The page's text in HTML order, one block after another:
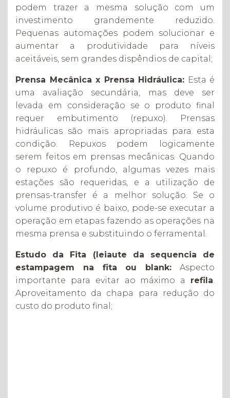
podem trazer a mesma solução com um
investimento grandemente reduzido.
Pequenas automações podem solucionar e
aumentar a produtividade para níveis
aceitáveis, sem grandes dispêndios de capital;
Prensa Mecânica x Prensa Hidráulica: Esta é
uma avaliação secundária, mas deve ser
levada em consideração se o produto final
requer embutimento (repuxo). Prensas
hidráulicas são mais apropriadas para esta
condição. Repuxos podem logicamente
serem feitos em prensas mecânicas. Quando
o repuxo é profundo, algumas vezes mais
estações são requeridas, e a utilização de
prensas-transfer é a melhor solução. Se o
volume produtivo é baixo, pode-se executar a
operação em etapas fazendo as operações na
mesma prensa e substituindo o ferramental.
Estudo da Fita (leiaute da sequencia de
estampagem na fita ou blank: Aspecto
importante para evitar ao máximo a refila
Aproveitamento da chapa para redução do
custo do produto final;